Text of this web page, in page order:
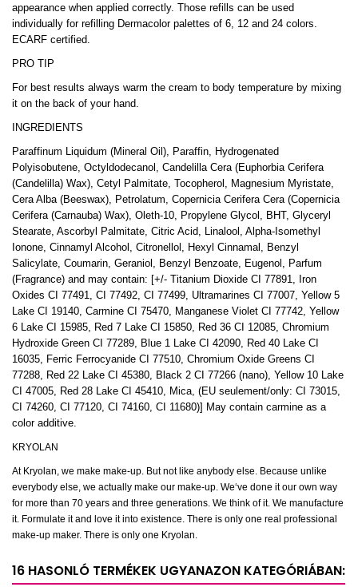
appearance when applied correctly. Those refills can be used
individually for refilling Dermacolor palettes of 6, 12 and 24 colors.
ECARF certified.
PRO TIP
For best results always warm the cream to body temperature by mixing
it on the back of your hand.
INGREDIENTS
Paraffinum Liquidum (Mineral Oil), Paraffin, Hydrogenated
Polyisobutene, Octyldodecanol, Candelilla Cera (Euphorbia Cerifera
(Candelilla) Wax), Cetyl Palmitate, Tocopherol, Magnesium Myristate,
Cera Alba (Beeswax), Petrolatum, Copernicia Cerifera Cera (Copernicia
Cerifera (Carnauba) Wax), Oleth-10, Propylene Glycol, BHT, Glyceryl
Stearate, Ascorbyl Palmitate, Citric Acid, Linalool, Alpha-Isomethyl
Ionone, Cinnamyl Alcohol, Citronellol, Hexyl Cinnamal, Benzyl
Salicylate, Coumarin, Geraniol, Benzyl Benzoate, Eugenol, Parfum
(Fragrance) and may contain: [+/- Titanium Dioxide CI 77891, Iron
Oxides CI 77491, CI 77492, CI 77499, Ultramarines CI 77007, Yellow 5
Lake CI 19140, Carmine CI 75470, Manganese Violet CI 77742, Yellow
6 Lake CI 15985, Red 7 Lake CI 15850, Red 36 CI 12085, Chromium
Hydroxide Green CI 77289, Blue 1 Lake CI 42090, Red 40 Lake CI
16035, Ferric Ferrocyanide CI 77510, Chromium Oxide Greens CI
77288, Red 22 Lake CI 45380, Black 2 CI 77266 (nano), Yellow 10 Lake
CI 47005, Red 28 Lake CI 45410, Mica, (EU seulement/only: CI 73015,
CI 74260, CI 77120, CI 74160, CI 11680)] May contain carmine as a
color additive.
KRYOLAN
At Kryolan, we make make-up. But not like anybody else. Because unlike
everybody else, we actually make our make-up. We‘ve done it our own way
for more than 70 years and three generations. We think of it. We manufacture
it. Formulate it and love it into existence. There is only one real professional
make-up maker. There is only one Kryolan.
16 HASONLÓ TERMÉKEK UGYANAZON KATEGÓRIÁBAN: